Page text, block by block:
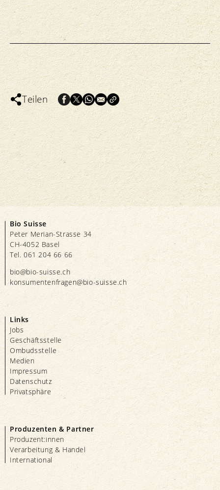
Teilen
Bio Suisse
Peter Merian-Strasse 34
CH-4052 Basel
Tel. 061 204 66 66
bio@bio-suisse.ch
konsumentenfragen@bio-suisse.ch
Links
Jobs
Geschäftsstelle
Ombudsstelle
Medien
Impressum
Datenschutz
Privatsphäre
Produzenten & Partner
Produzent:innen
Verarbeitung & Handel
International